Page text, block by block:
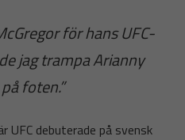
för hans UFC-
jag trampa Arianny
foten.”
UFC debuterade på svensk